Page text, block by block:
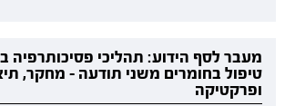
מעבר לסף הידוע: תהליכי פסיכותרפיה
טיפול בחומרים משני תודעה - מחקר,
ופרקטיקה